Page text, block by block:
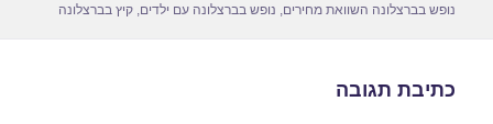
נופש בברצלונה השוואת מחירים, נופש בברצלונה עם ילדים,קיץ בברצלונה
כתיבת תגובה